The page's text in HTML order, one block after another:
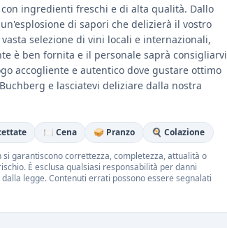
ingredienti freschi e di alta qualità. Dallo
di sapori che delizierà il vostro
selezione di vini locali e internazionali,
è ben fornita e il personale saprà consigliarvi
accogliente e autentico dove gustare ottimo
e lasciatevi deliziare dalla nostra
🍽️ Cena 🥪 Pranzo
🍳 Colazione
garantiscono correttezza, completezza, attualità o
È esclusa qualsiasi responsabilità per danni
legge. Contenuti errati possono essere segnalati